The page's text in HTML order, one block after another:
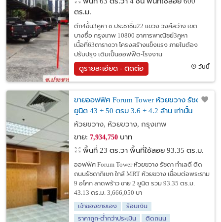
ตร.ม.
ตึก4ชั้น3คูหา ซ.ประชาชื่น22 แขวง วงศ์สว่าง เขต
บางซื่อ กรุงเทพ 10800 อาคารพาณิชย์3คูหา
เนื้อที่63ตารางวา โครงสร้างแข็งแรง ภายในต้อง
ปรับปรุง เดิมเป็นออฟฟิต-โรงงาน
ดูรายละเอียด - ติดต่อ วันนี้
ขายออฟฟิศ Forum Tower ห้วยขวาง รัชดา 2
ยูนิต 43 + 50 ตรม 3.6 + 4.2 ล้าน เท่านั้น
ห้วยขวาง, ห้วยขวาง, กรุงเทพ
ขาย: 7,934,750บาท
พื้นที่ 23 ตร.วา พื้นที่ใช้สอย 93.35 ตร.ม.
ออฟฟิศ Forum Tower ห้วยขวาง รัชดา ทำเลดี ติด
ถนนรัชดาภิเษก ใกล้ MRT ห้วยขวาง เชื่อมต่อพระราม
9 อโศก ลาดพร้าว ขาย 2 ยูนิต รวม 93.35 ตร.ม.
43.13 ตร.ม. 3,666,050 บา
เจ้าของขายเอง
ร้อนเงิน
ราคาถูก-ต่ำกว่าประเมิน
ติดถนน